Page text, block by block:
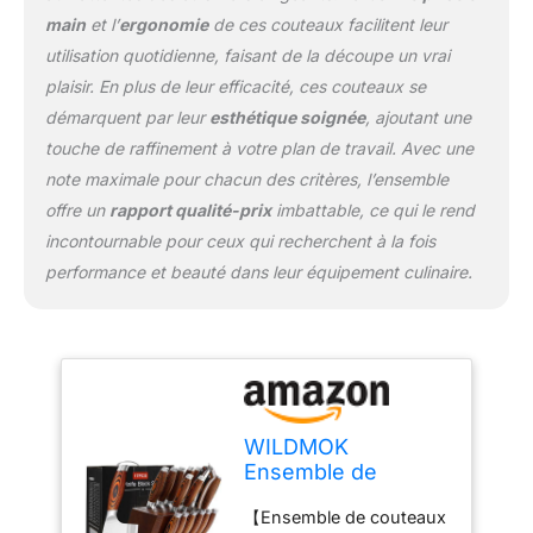
courbe et angle de la
poignée est conçu de
manière ergonomique
pour une prise
confortable et
ambidextre. La forme de
la lame vous apporte
résistance minimale au
tranchage. Plus
important encore,
finition satinée révélant
un look époustouflant.
Les poignées en
pakkawood de qualité
valeur l'harmonie de
mainet l’ergonomiede ces couteaux facilitent leur
utilisation quotidienne, faisant de la découpe un vrai
plaisir. En plus de leur efficacité, ces couteaux se
démarquent par leuresthétique soignée, ajoutant une
touche de raffinement à votre plan de travail. Avec une
note maximale pour chacun des critères, l’ensemble
offre un rapport qualité-priximbattable, ce qui le rend
incontournable pour ceux qui recherchent à la fois
performance et beauté dans leur équipement culinaire.
WILDMOK
Ensemble de
en acier inoxydable
【Ensemble de couteaux